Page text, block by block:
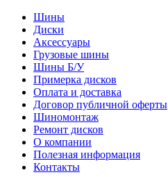
Шины
Диски
Аксессуары
Грузовые шины
Шины Б/У
Примерка дисков
Оплата и доставка
Договор публичной оферты
Шиномонтаж
Ремонт дисков
О компании
Полезная информация
Контакты